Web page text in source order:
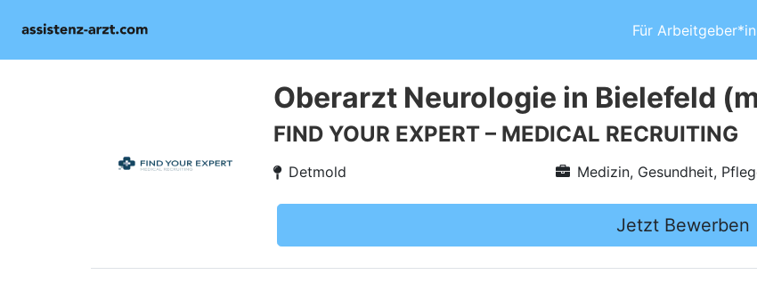
Für
Oberarzt Neurologie in Bielefeld
FIND YOUR EXPERT – MEDICAL RECRUITING
Detmold Medizin, Gesundheit,
Jetzt Bewerben